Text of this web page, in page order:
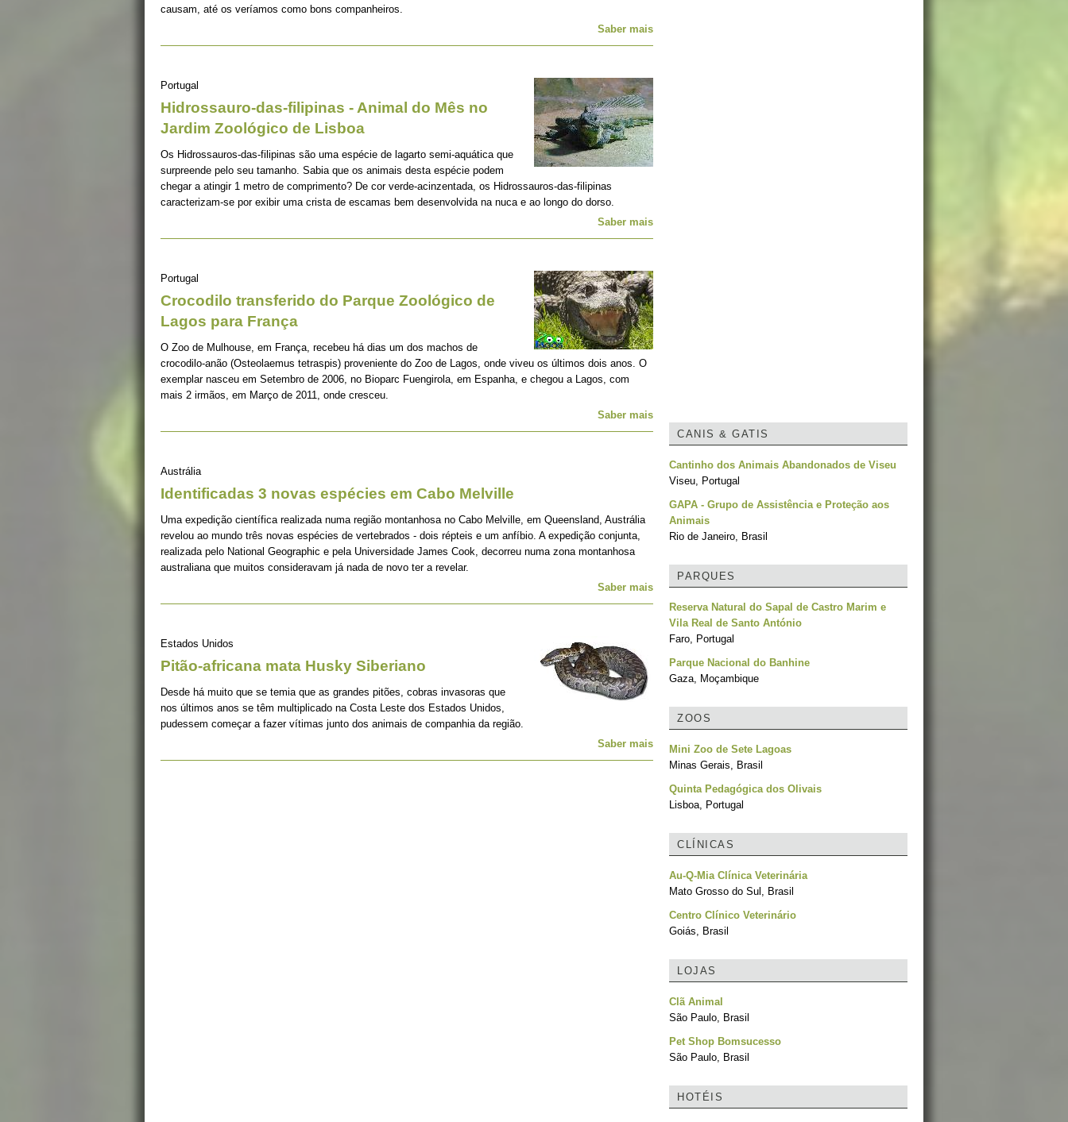
causam, até os veríamos como bons companheiros.
Saber mais
Portugal
Hidrossauro-das-filipinas - Animal do Mês no
Jardim Zoológico de Lisboa
Os Hidrossauros-das-filipinas são uma espécie de lagarto semi-aquática que
surpreende pelo seu tamanho. Sabia que os animais desta espécie podem
chegar a atingir 1 metro de comprimento? De cor verde-acinzentada, os Hidrossauros-das-filipinas
caracterizam-se por exibir uma crista de escamas bem desenvolvida na nuca e ao longo do dorso.
Saber mais
Portugal
Crocodilo transferido do Parque Zoológico de
Lagos para França
O Zoo de Mulhouse, em França, recebeu há dias um dos machos de
crocodilo-anão (Osteolaemus tetraspis) proveniente do Zoo de Lagos, onde viveu os últimos dois anos. O
exemplar nasceu em Setembro de 2006, no Bioparc Fuengirola, em Espanha, e chegou a Lagos, com
mais 2 irmãos, em Março de 2011, onde cresceu.
Saber mais
Austrália
Identificadas 3 novas espécies em Cabo Melville
Uma expedição científica realizada numa região montanhosa no Cabo Melville, em Queensland, Austrália
revelou ao mundo três novas espécies de vertebrados - dois répteis e um anfíbio. A expedição conjunta,
realizada pelo National Geographic e pela Universidade James Cook, decorreu numa zona montanhosa
australiana que muitos consideravam já nada de novo ter a revelar.
Saber mais
Estados Unidos
Pitão-africana mata Husky Siberiano
Desde há muito que se temia que as grandes pitões, cobras invasoras que
nos últimos anos se têm multiplicado na Costa Leste dos Estados Unidos,
pudessem começar a fazer vítimas junto dos animais de companhia da região.
Saber mais
CANIS & GATIS
Cantinho dos Animais Abandonados de Viseu
Viseu, Portugal
GAPA - Grupo de Assistência e Proteção aos
Animais
Rio de Janeiro, Brasil
PARQUES
Reserva Natural do Sapal de Castro Marim e
Vila Real de Santo António
Faro, Portugal
Parque Nacional do Banhine
Gaza, Moçambique
ZOOS
Mini Zoo de Sete Lagoas
Minas Gerais, Brasil
Quinta Pedagógica dos Olivais
Lisboa, Portugal
CLÍNICAS
Au-Q-Mia Clínica Veterinária
Mato Grosso do Sul, Brasil
Centro Clínico Veterinário
Goiás, Brasil
LOJAS
Clã Animal
São Paulo, Brasil
Pet Shop Bomsucesso
São Paulo, Brasil
HOTÉIS